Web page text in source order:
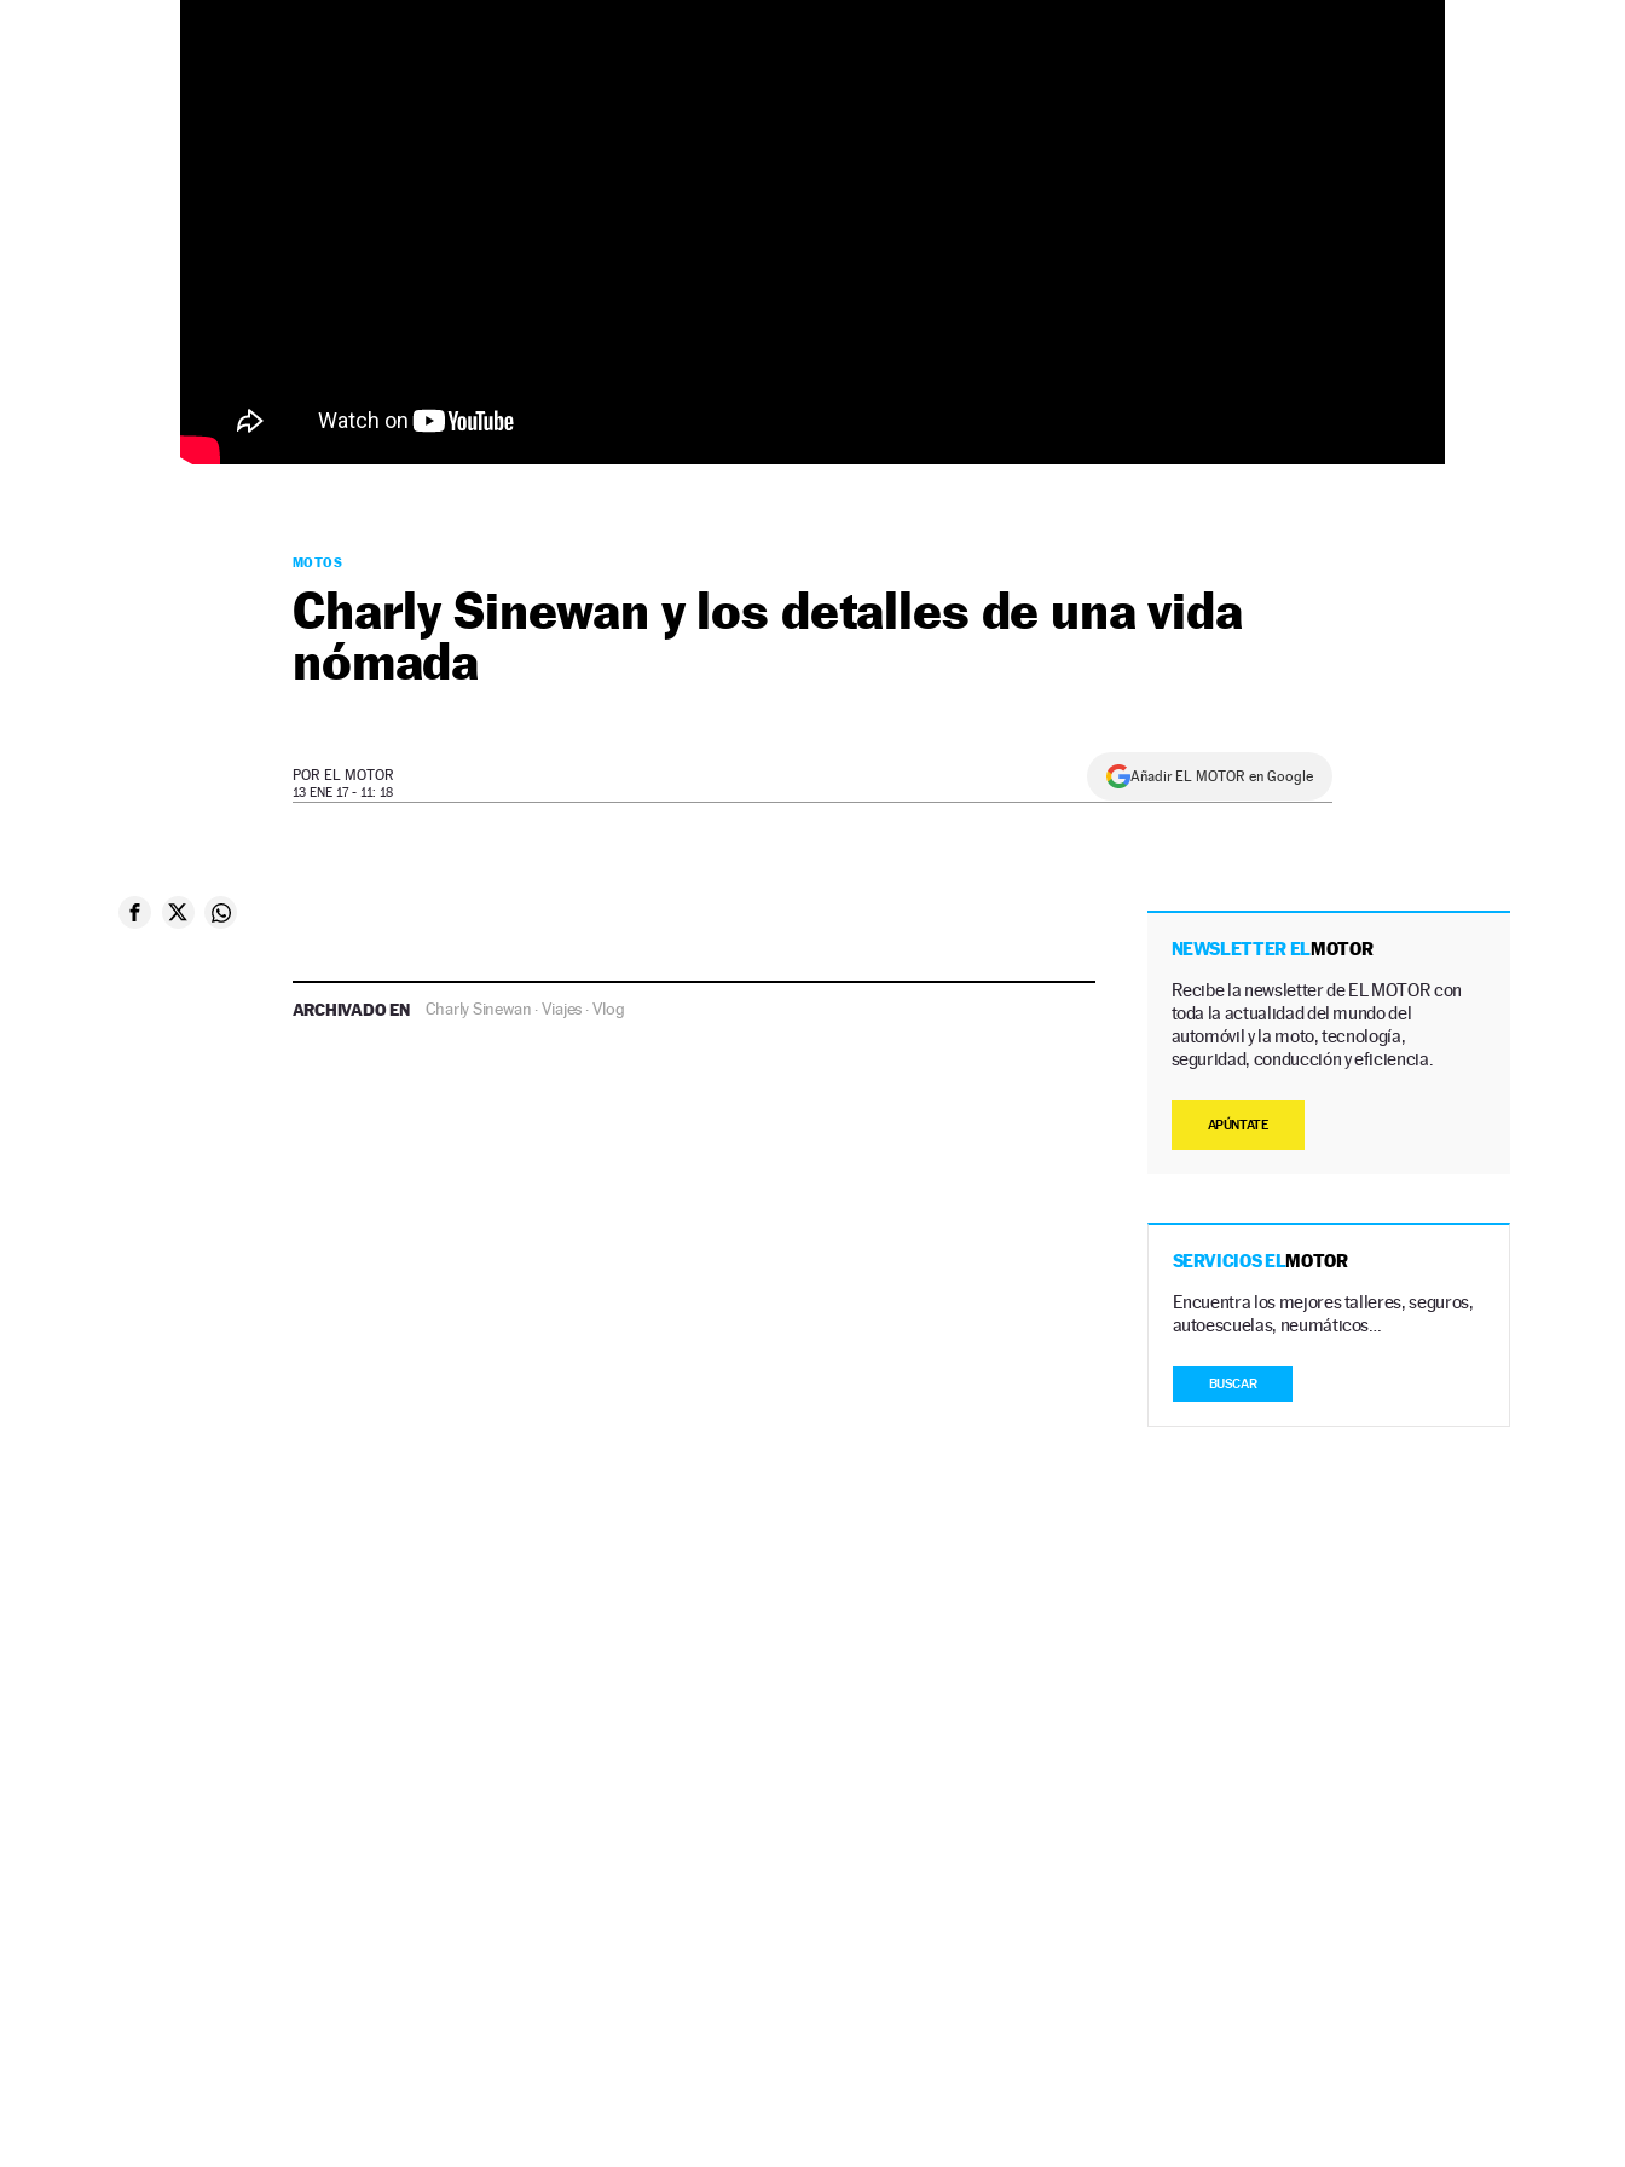
MOTOS
Charly Sinewan y los detalles de una vida
nómada
POR EL MOTOR
13 ENE 17 - 11: 18
Añadir EL MOTOR en Google
ARCHIVADO EN Charly Sinewan ·Viajes ·Vlog
NEWSLETTER ELMOTOR
Recibe la newsletter de EL MOTOR con
toda la actualidad del mundo del
automóvil y la moto, tecnología,
seguridad, conducción y eficiencia.
APÚNTATE
SERVICIOS ELMOTOR
Encuentra los mejores talleres, seguros,
autoescuelas, neumáticos…
BUSCAR